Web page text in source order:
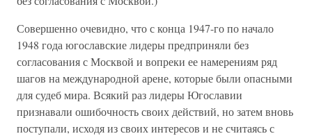
Совершенно очевидно, что с конца 1947-го по начало
1948 года югославские лидеры предприняли без
согласования с Москвой и вопреки ее намерениям ряд
шагов на международной арене, которые были опасными
для судеб мира. Всякий раз лидеры Югославии
признавали ошибочность своих действий, но затем вновь
поступали, исходя из своих интересов и не считаясь с